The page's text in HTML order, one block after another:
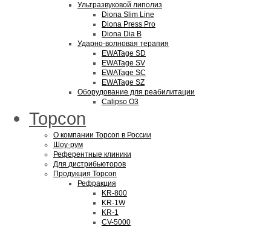
Ультразвуковой липолиз
Diona Slim Line
Diona Press Pro
Diona Dia B
Ударно-волновая терапия
EWATage SD
EWATage SV
EWATage SC
EWATage SZ
Оборудование для реабилитации
Calipso O3
Topcon
О компании Topcon в России
Шоу-рум
Референтные клиники
Для дистрибьюторов
Продукция Topcon
Рефракция
KR-800
KR-1W
KR-1
CV-5000